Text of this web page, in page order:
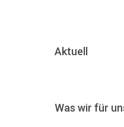
Aktuell
Was wir für